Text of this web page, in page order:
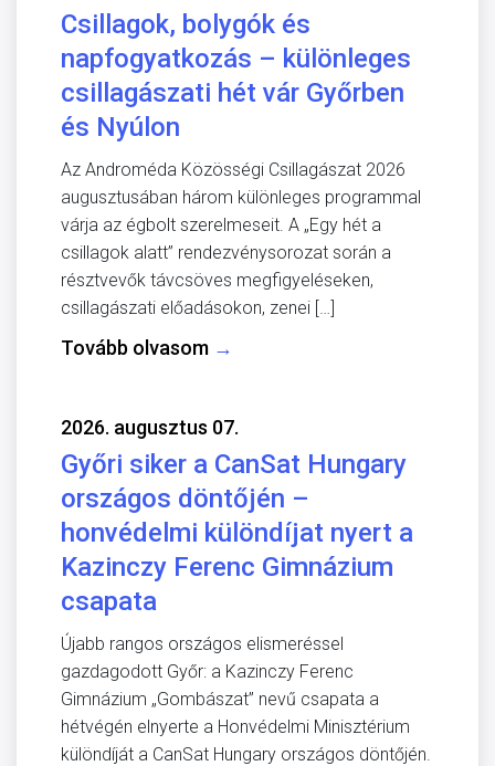
Csillagok, bolygók és
napfogyatkozás – különleges
csillagászati hét vár Győrben
és Nyúlon
Az Androméda Közösségi Csillagászat 2026
augusztusában három különleges programmal
várja az égbolt szerelmeseit. A „Egy hét a
csillagok alatt” rendezvénysorozat során a
résztvevők távcsöves megfigyeléseken,
csillagászati előadásokon, zenei […]
Tovább olvasom →
2026. augusztus 07.
Győri siker a CanSat Hungary
országos döntőjén –
honvédelmi különdíjat nyert a
Kazinczy Ferenc Gimnázium
csapata
Újabb rangos országos elismeréssel
gazdagodott Győr: a Kazinczy Ferenc
Gimnázium „Gombászat” nevű csapata a
hétvégén elnyerte a Honvédelmi Minisztérium
különdíját a CanSat Hungary országos döntőjén.